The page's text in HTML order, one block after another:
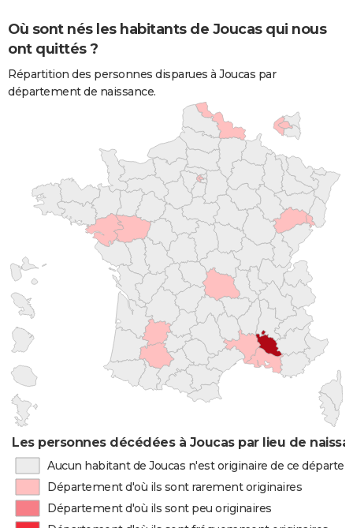
Où sont nés les habitants de Joucas qui nous
ont quittés ?
Répartition des personnes disparues à Joucas par
département de naissance.
Les personnes décédées à Joucas par lieu de
Aucun habitant de Joucas n'est originaire de ce
Département d'où ils sont rarement originaires
Département d'où ils sont peu originaires